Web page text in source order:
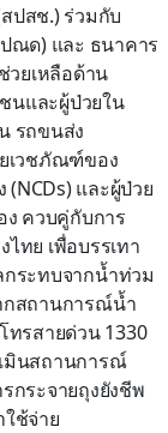
ปสช.) ร่วมกับ
ณด) และ ธนาคาร
วยเหลือด้าน
นและผู้ป่วยใน
รถขนส่ง
เวชภัณฑ์ของ
และผู้ป่วย
ง ควบคู่กับการ
ทย เพื่อบรรเทา
ระทบจากน้ำท่วม
กสถานการณ์น้ำ
รสายด่วน 1330
มินสถานการณ์
กระจายถุงยังชีพ
ช้จ่าย